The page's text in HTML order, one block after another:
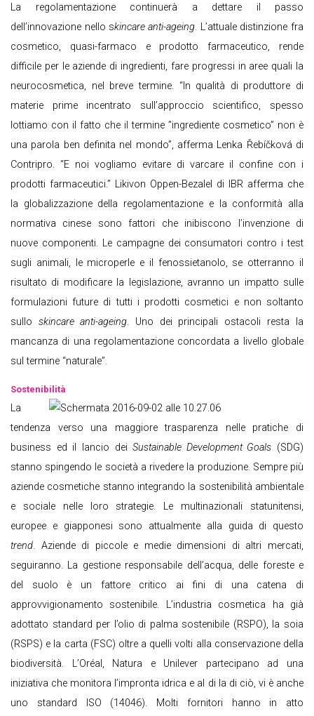
La regolamentazione continuerà a dettare il passo
dell’innovazione nello skincare anti-ageing. L’attuale distinzione fra
cosmetico, quasi-farmaco e prodotto farmaceutico, rende
difficile per le aziende di ingredienti, fare progressi in aree quali la
neurocosmetica, nel breve termine. “In qualità di produttore di
materie prime incentrato sull’approccio scientifico, spesso
lottiamo con il fatto che il termine ”ingrediente cosmetico” non è
una parola ben definita nel mondo”, afferma Lenka Řebíčková di
Contripro. “E noi vogliamo evitare di varcare il confine con i
prodotti farmaceutici.” Likivon Oppen-Bezalel di IBR afferma che
la globalizzazione della regolamentazione e la conformità alla
normativa cinese sono fattori che inibiscono l’invenzione di
nuove componenti. Le campagne dei consumatori contro i test
sugli animali, le microperle e il fenossietanolo, se otterranno il
risultato di modificare la legislazione, avranno un impatto sulle
formulazioni future di tutti i prodotti cosmetici e non soltanto
sullo skincare anti-ageing. Uno dei principali ostacoli resta la
mancanza di una regolamentazione concordata a livello globale
sul termine “naturale”.
Sostenibilità
La
tendenza verso una maggiore trasparenza nelle pratiche di
business ed il lancio deiSustainable Development Goals (SDG)
stanno spingendo le società a rivedere la produzione. Sempre più
aziende cosmetiche stanno integrando la sostenibilità ambientale
e sociale nelle loro strategie. Le multinazionali statunitensi,
europee e giapponesi sono attualmente alla guida di questo
trend. Aziende di piccole e medie dimensioni di altri mercati,
seguiranno. La gestione responsabile dell’acqua, delle foreste e
del suolo è un fattore critico ai fini di una catena di
approvvigionamento sostenibile. L’industria cosmetica ha già
adottato standard per l’olio di palma sostenibile (RSPO), la soia
(RSPS) e la carta (FSC) oltre a quelli volti alla conservazione della
biodiversità. L’Oréal, Natura e Unilever partecipano ad una
iniziativa che monitora l’impronta idrica e al di la di ciò, vi è anche
uno standard ISO (14046). Molti fornitori hanno in atto